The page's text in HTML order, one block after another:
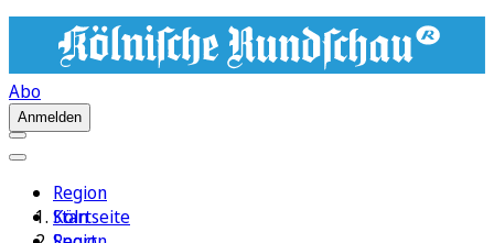
Abo
Anmelden
Region
Köln
Startseite